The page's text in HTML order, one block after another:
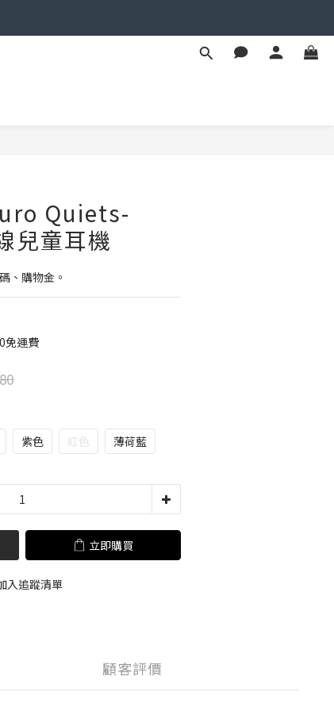
Quiets-
兒童耳機
、購物金。
免運費
紫色 紅色 薄荷藍
立即購買
入追蹤清單
顧客評價